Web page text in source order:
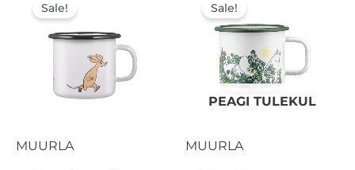
MUURLA
Sale!
14,50 €.
PEAGI TULEKUL
MUURLA
Sale!
oli:
17,50 €.12,25 €.